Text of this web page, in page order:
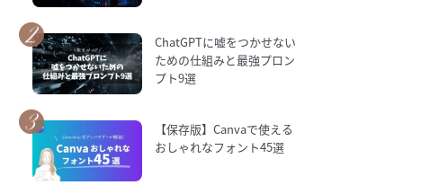
ChatGPTに嘘をつかせない
ための仕組みと最強プロン
プト9選
【保存版】Canvaで使える
おしゃれなフォント45選